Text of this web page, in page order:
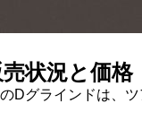
状況と価格
Dグラインドは、